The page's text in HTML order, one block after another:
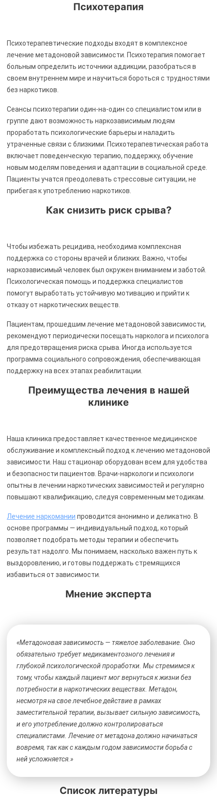
Психотерапия
Психотерапевтические подходы входят в комплексное
лечение метадоновой зависимости. Психотерапия помогает
больным определить источники аддикции, разобраться в
своем внутреннем мире и научиться бороться с трудностями
без наркотиков.
Сеансы психотерапии один-на-один со специалистом или в
группе дают возможность наркозависимым людям
проработать психологические барьеры и наладить
утраченные связи с близкими. Психотерапевтическая работа
включает поведенческую терапию, поддержку, обучение
новым моделям поведения и адаптации в социальной среде.
Пациенты учатся преодолевать стрессовые ситуации, не
прибегая к употреблению наркотиков.
Как снизить риск срыва?
Чтобы избежать рецидива, необходима комплексная
поддержка со стороны врачей и близких. Важно, чтобы
наркозависимый человек был окружен вниманием и заботой.
Психологическая помощь и поддержка специалистов
помогут выработать устойчивую мотивацию и прийти к
отказу от наркотических веществ.
Пациентам, прошедшим лечение метадоновой зависимости,
рекомендуют периодически посещать нарколога и психолога
для предотвращения риска срыва. Иногда используется
программа социального сопровождения, обеспечивающая
поддержку на всех этапах реабилитации.
Преимущества лечения в нашей
клинике
Наша клиника предоставляет качественное медицинское
обслуживание и комплексный подход к лечению метадоновой
зависимости. Наш стационар оборудован всем для удобства
и безопасности пациентов. Врачи-наркологи и психологи
опытны в лечении наркотических зависимостей и регулярно
повышают квалификацию, следуя современным методикам.
Лечение наркомании проводится анонимно и деликатно. В
основе программы — индивидуальный подход, который
позволяет подобрать методы терапии и обеспечить
результат надолго. Мы понимаем, насколько важен путь к
выздоровлению, и готовы поддержать стремящихся
избавиться от зависимости.
Мнение эксперта
«Метадоновая зависимость — тяжелое заболевание. Оно
обязательно требует медикаментозного лечения и
глубокой психологической проработки. Мы стремимся к
тому, чтобы каждый пациент мог вернуться к жизни без
потребности в наркотических веществах. Метадон,
несмотря на свое лечебное действие в рамках
заместительной терапии, вызывает сильную зависимость,
и его употребление должно контролироваться
специалистами. Лечение от метадона должно начинаться
вовремя, так как с каждым годом зависимости борьба с
ней усложняется.»
Список литературы